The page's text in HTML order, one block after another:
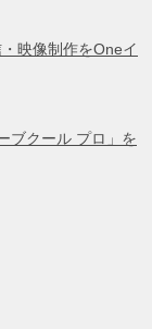
映像制作をOneイ
ブクール プロ」を